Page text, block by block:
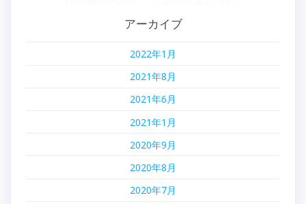
アーカイブ
2022年1月
2021年8月
2021年6月
2021年1月
2020年9月
2020年8月
2020年7月